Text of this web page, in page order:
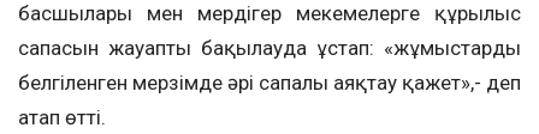
басшылары мен мердігер мекемелерге құрылыс
сапасын жауапты бақылауда ұстап: «жұмыстарды
белгіленген мерзімде әрі сапалы аяқтау қажет»,- деп
атап өтті.